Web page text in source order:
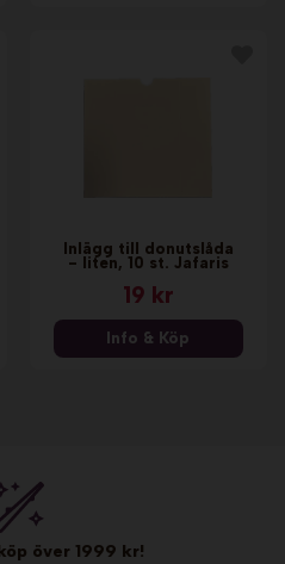
Inlägg till donutslåda
- liten, 10 st. Jafaris
19 kr
Info & Köp
över 1999 kr!